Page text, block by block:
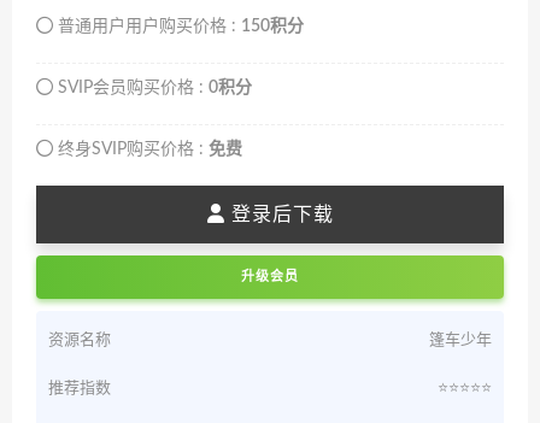
普通用户用户购买价格 : 150积分
SVIP会员购买价格 : 0积分
终身SVIP购买价格 : 免费
登录后下载
升级会员
资源名称 篷车少年
推荐指数 ⭐️⭐️⭐️⭐️⭐️